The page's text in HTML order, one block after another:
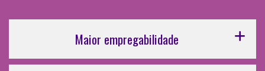
Maior empregabilidade